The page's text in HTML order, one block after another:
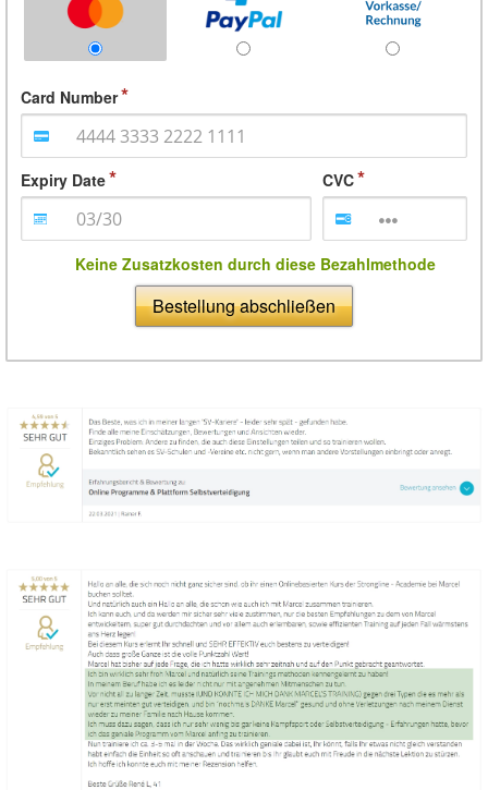
Card Number
Expiry Date CVC
Keine Zusatzkosten durch diese Bezahlmethode
Bestellung abschließen